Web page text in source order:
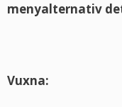
menyalternativ
Vuxna: